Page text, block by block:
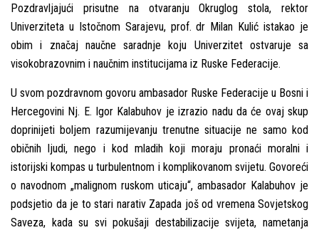
Pozdravlјajući prisutne na otvaranju Okruglog stola, rektor
Univerziteta u Istočnom Sarajevu, prof. dr Milan Kulić istakao je
obim i značaj naučne saradnje koju Univerzitet ostvaruje sa
visokobrazovnim i naučnim institucijama iz Ruske Federacije.
U svom pozdravnom govoru ambasador Ruske Federacije u Bosni i
Hercegovini Nј. E. Igor Kalabuhov je izrazio nadu da će ovaj skup
doprinijeti bolјem razumijevanju trenutne situacije ne samo kod
običnih lјudi, nego i kod mladih koji moraju pronaći moralni i
istorijski kompas u turbulentnom i komplikovanom svijetu. Govoreći
o navodnom „malignom ruskom uticaju“, ambasador Kalabuhov je
podsjetio da je to stari narativ Zapada još od vremena Sovjetskog
Saveza, kada su svi pokušaji destabilizacije svijeta, nametanja